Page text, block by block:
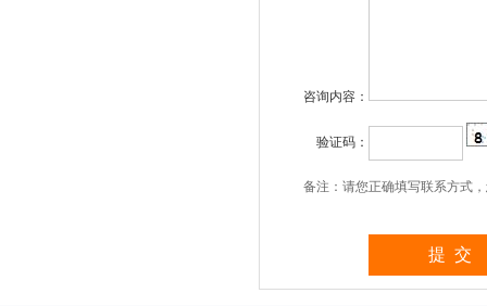
咨询内容：
验证码：
备注：请您正确填写联系方式